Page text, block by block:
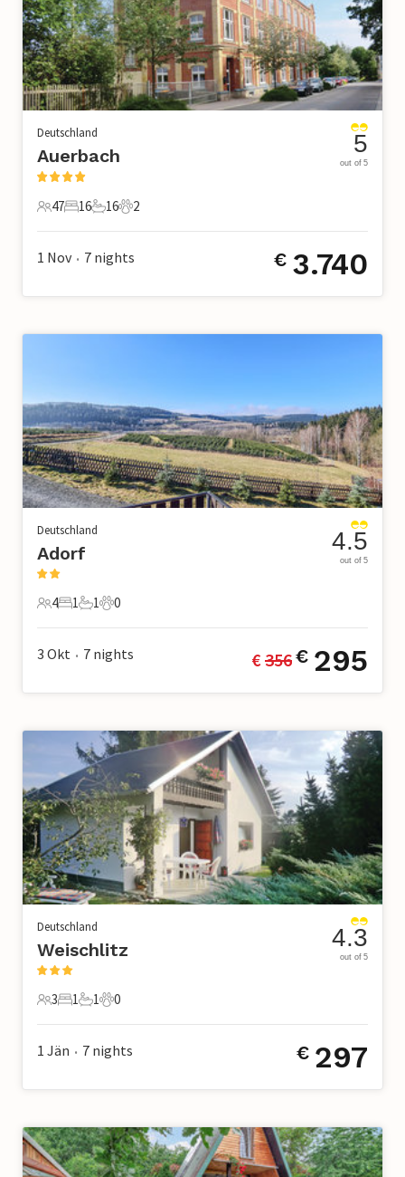
Deutschland
Auerbach
47 Gäste
47
16 Schlafzimmer
16
16 Badezimmer
16
2 Haustiere
2
5
out of 5
1 Nov • 7 nights € 3.740
Deutschland
Adorf
4 Gäste
4
1 Schlafzimmer
1
1 Badezimmer
1
0 Haustiere
0
4.5
out of 5
3 Okt • 7 nights € 356€ 295
Deutschland
Weischlitz
3 Gäste
3
1 Schlafzimmer
1
1 Badezimmer
1
0 Haustiere
0
4.3
out of 5
1 Jän • 7 nights € 297